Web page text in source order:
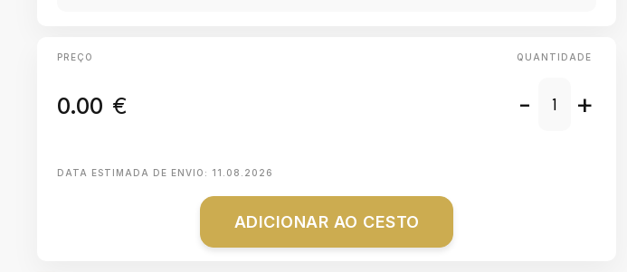
PREÇO
0.00 €
QUANTIDADE
- +
DATA ESTIMADA DE ENVIO: 11.08.2026
ADICIONAR AO CESTO